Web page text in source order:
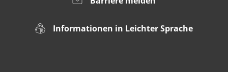
Informationen in Leichter Sprache